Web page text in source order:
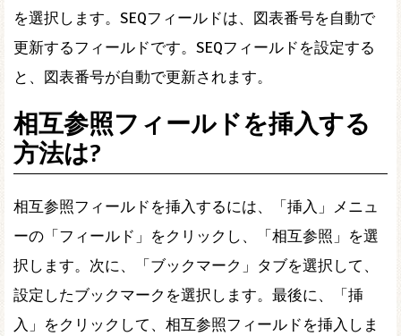
を選択します。SEQフィールドは、図表番号を自動で
更新するフィールドです。SEQフィールドを設定する
と、図表番号が自動で更新されます。
相互参照フィールドを挿入する
方法は?
相互参照フィールドを挿入するには、「挿入」メニュ
ーの「フィールド」をクリックし、「相互参照」を選
択します。次に、「ブックマーク」タブを選択して、
設定したブックマークを選択します。最後に、「挿
入」をクリックして、相互参照フィールドを挿入しま